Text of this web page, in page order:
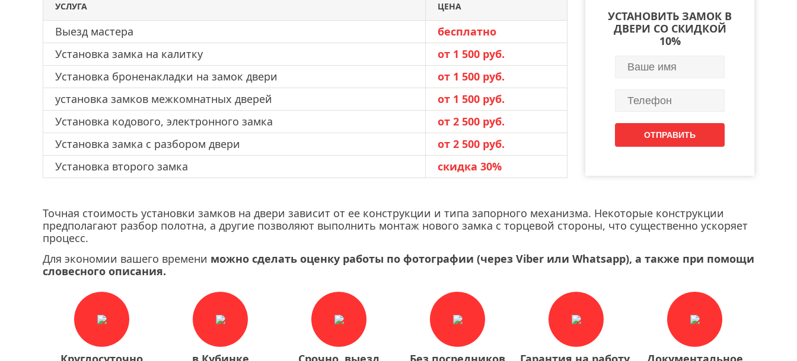
установка ночной задвижки
УСЛУГА ЦЕНА
Выезд мастера
бесплатно
Установка замка на калитку
от 1 500 руб.
Установка броненакладки на замок двери
от 1 500 руб.
установка замков межкомнатных дверей
от 1 500 руб.
Установка кодового, электронного замка
от 2 500 руб.
Установка замка с разбором двери
от 2 500 руб.
Установка второго замка
скидка 30%
УСТАНОВИТЬ ЗАМОК В
ДВЕРИ СО СКИДКОЙ
10%
Точная стоимость установки замков на двери зависит от ее конструкции и типа запорного механизма. Некоторые конструкции
предполагают разбор полотна, а другие позволяют выполнить монтаж нового замка с торцевой стороны, что существенно ускоряет
процесс.
Для экономии вашего времени можно сделать оценку работы по фотографии (через Viber или Whatsapp), а также при помощи
словесного описания.